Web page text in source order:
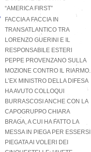
“AMERICA FIRST”
FACCIA A FACCIA IN
TRANSATLANTICO TRA
LORENZO GUERINI E IL
RESPONSABILE ESTERI
PEPPE PROVENZANO SULLA
MOZIONE CONTRO IL RIARMO.
L’EX MINISTRO DELLA DIFESA
HA AVUTO COLLOQUI
BURRASCOSI ANCHE CON LA
CAPOGRUPPO CHIARA
BRAGA, A CUI HA FATTO LA
MESSA IN PIEGA PER ESSERSI
PIEGATA AI VOLERI DEI